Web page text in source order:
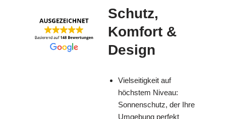
Schutz,
Komfort &
Design
Vielseitigkeit auf
höchstem Niveau:
Sonnenschutz, der Ihre
Umgebung perfekt